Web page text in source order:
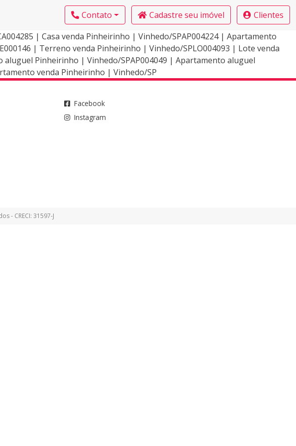
Contato Cadastre seu imóvel
Clientes
| Casa venda Pinheirinho | Vinhedo/SPAP004224 | Apartamento
| Terreno venda Pinheirinho | Vinhedo/SPLO004093 | Lote venda
Pinheirinho | Vinhedo/SPAP004049 | Apartamento aluguel
venda Pinheirinho | Vinhedo/SP
Facebook
Instagram
- CRECI: 31597-J